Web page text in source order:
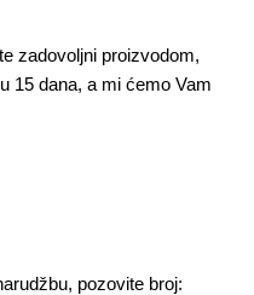
zadovoljni proizvodom,
15 dana, a mi ćemo Vam
pozovite broj: